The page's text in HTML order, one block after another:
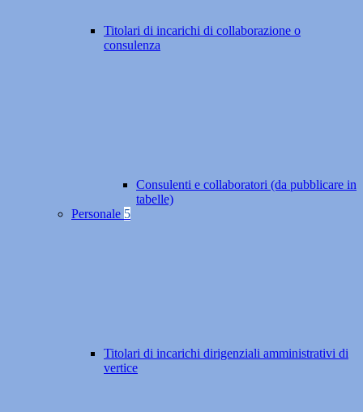
Titolari di incarichi di collaborazione o
consulenza
Consulenti e collaboratori (da pubblicare in
tabelle)
Personale 5
Titolari di incarichi dirigenziali amministrativi di
vertice